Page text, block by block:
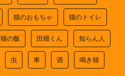
猫のおもちゃ 猫のトイレ
猫の飯 田畑くん 知らん人
虫 車 酒 鳴き猫